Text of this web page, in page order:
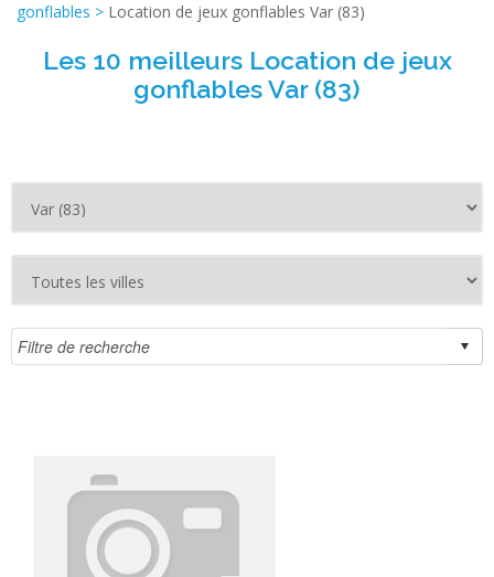
gonflables > Location de jeux gonflables Var (83)
Les 10 meilleurs Location de jeux
gonflables Var (83)